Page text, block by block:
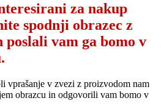
za nakup
spodnji obrazec z
vam ga bomo v
vprašanje v zvezi z proizvodom nam
obrazcu in odgovorili vam bomo v